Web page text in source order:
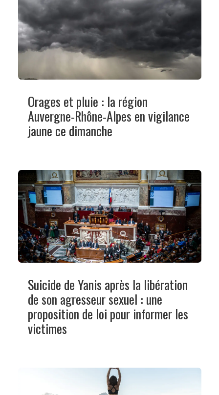
Orages et pluie : la région
Auvergne-Rhône-Alpes en vigilance
jaune ce dimanche
Suicide de Yanis après la libération
de son agresseur sexuel : une
proposition de loi pour informer les
victimes